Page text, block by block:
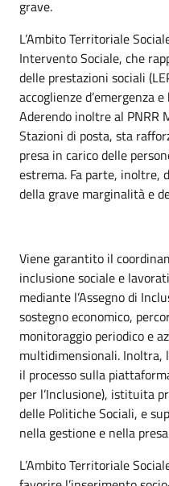
grave.
L’Ambito Territoriale
Intervento Sociale, che
delle prestazioni sociali
accoglienze d’emergenza
Aderendo inoltre al PNRR
Stazioni di posta, sta
presa in carico delle
estrema. Fa parte, inoltre,
della grave marginalità e
Viene garantito il
inclusione sociale e
mediante l’Assegno di
sostegno economico,
monitoraggio periodico e
multidimensionali. Inoltra,
il processo sulla
per l’Inclusione), istituita
delle Politiche Sociali, e
nella gestione e nella
L’Ambito Territoriale